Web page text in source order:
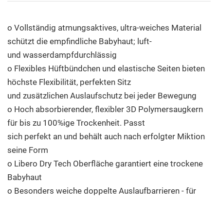
o Vollständig atmungsaktives, ultra-weiches Material
schützt die empfindliche Babyhaut; luft-
und wasserdampfdurchlässig
o Flexibles Hüftbündchen und elastische Seiten bieten
höchste Flexibilität, perfekten Sitz
und zusätzlichen Auslaufschutz bei jeder Bewegung
o Hoch absorbierender, flexibler 3D Polymersaugkern
für bis zu 100%ige Trockenheit. Passt
sich perfekt an und behält auch nach erfolgter Miktion
seine Form
o Libero Dry Tech Oberfläche garantiert eine trockene
Babyhaut
o Besonders weiche doppelte Auslaufbarrieren - für